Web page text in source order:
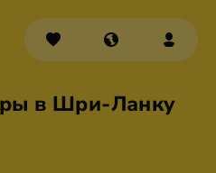
в Шри-Ланку